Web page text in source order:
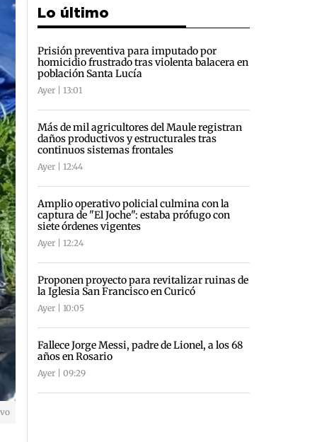
Lo último
Prisión preventiva para imputado por
homicidio frustrado tras violenta balacera en
población Santa Lucía
Ayer | 13:01
Más de mil agricultores del Maule registran
daños productivos y estructurales tras
continuos sistemas frontales
Ayer | 12:44
Amplio operativo policial culmina con la
captura de "El Joche": estaba prófugo con
siete órdenes vigentes
Ayer | 12:24
Proponen proyecto para revitalizar ruinas de
la Iglesia San Francisco en Curicó
Ayer | 10:05
Fallece Jorge Messi, padre de Lionel, a los 68
años en Rosario
Ayer | 09:29